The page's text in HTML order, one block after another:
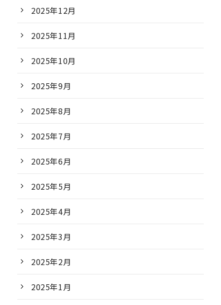
2025年12月
2025年11月
2025年10月
2025年9月
2025年8月
2025年7月
2025年6月
2025年5月
2025年4月
2025年3月
2025年2月
2025年1月